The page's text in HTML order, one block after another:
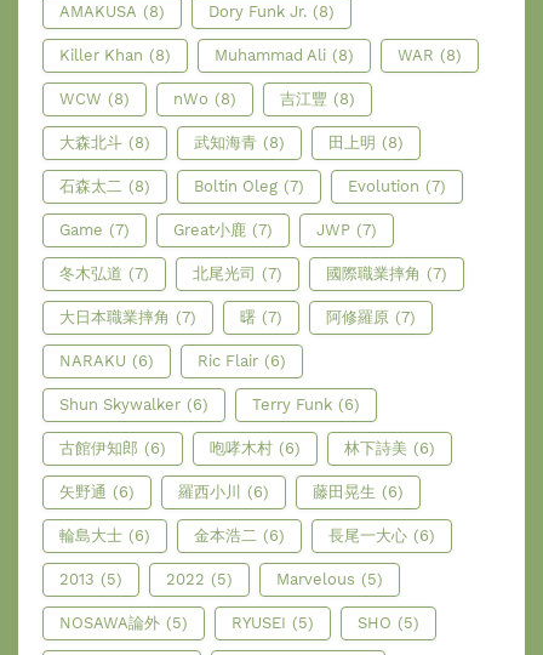
AMAKUSA (8) Dory Funk Jr. (8)
Killer Khan (8) Muhammad Ali (8) WAR (8)
WCW (8) nWo (8) 吉江豐 (8)
大森北斗 (8) 武知海青 (8) 田上明 (8)
石森太二 (8) Boltin Oleg (7) Evolution (7)
Game (7) Great小鹿 (7) JWP (7)
冬木弘道 (7) 北尾光司 (7) 國際職業摔角 (7)
大日本職業摔角 (7) 曙 (7) 阿修羅原 (7)
NARAKU (6) Ric Flair (6)
Shun Skywalker (6) Terry Funk (6)
古館伊知郎 (6) 咆哮木村 (6) 林下詩美 (6)
矢野通 (6) 羅西小川 (6) 藤田晃生 (6)
輪島大士 (6) 金本浩二 (6) 長尾一大心 (6)
2013 (5) 2022 (5) Marvelous (5)
NOSAWA論外 (5) RYUSEI (5) SHO (5)